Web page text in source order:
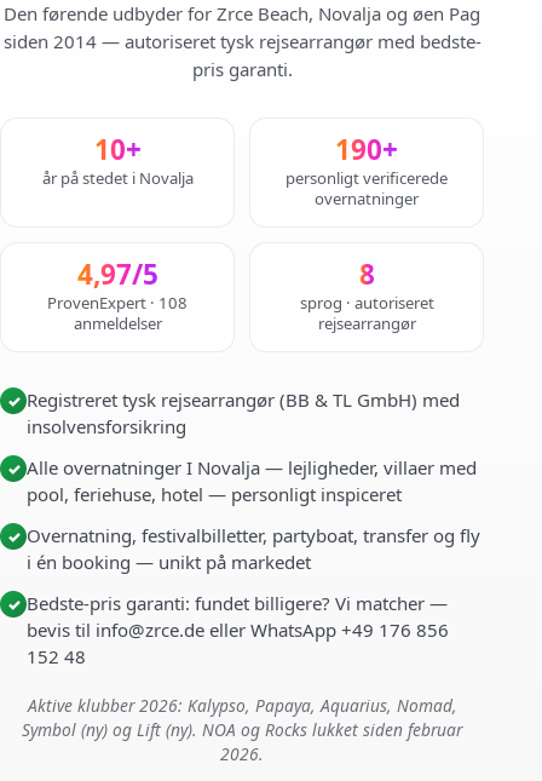
Den førende udbyder for Zrce Beach, Novalja og øen Pag
siden 2014 — autoriseret tysk rejsearrangør med bedste-
pris garanti.
10+
år på stedet i Novalja
190+
personligt verificerede
overnatninger
4,97/5
ProvenExpert · 108
anmeldelser
8
sprog · autoriseret
rejsearrangør
✓ Registreret tysk rejsearrangør (BB & TL GmbH) med
insolvensforsikring
✓ Alle overnatninger I Novalja — lejligheder, villaer med
pool, feriehuse, hotel — personligt inspiceret
✓ Overnatning, festivalbilletter, partyboat, transfer og fly
i én booking — unikt på markedet
✓ Bedste-pris garanti: fundet billigere? Vi matcher —
bevis til info@zrce.de eller WhatsApp +49 176 856
152 48
Aktive klubber 2026: Kalypso, Papaya, Aquarius, Nomad,
Symbol (ny) og Lift (ny). NOA og Rocks lukket siden februar
2026.